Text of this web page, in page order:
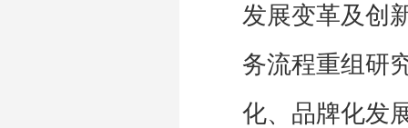
发展变革及创
务流程重组研
化、品牌化发